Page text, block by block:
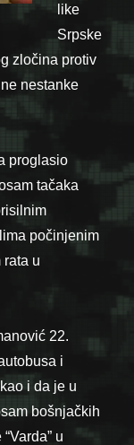
like
Srpske
zločina protiv
nestanke
proglasio
tačaka
počinjenim
rata u
22.
i
i da je u
bošnjačkih
u